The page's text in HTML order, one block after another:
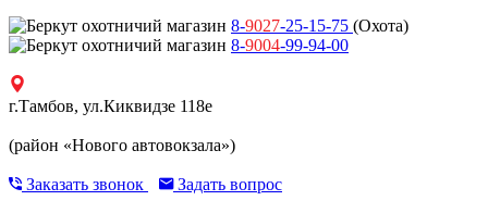
8-9027-25-15-75 (Охота)
8-9004-99-94-00
г.Тамбов, ул.Киквидзе 118е
(район «Нового автовокзала»)
Заказать звонок Задать вопрос